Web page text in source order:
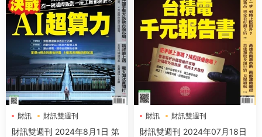
財訊 財訊雙週刊
財訊雙週刊 2024年8月1日 第
財訊 財訊雙週刊
財訊雙週刊 2024年07月18日